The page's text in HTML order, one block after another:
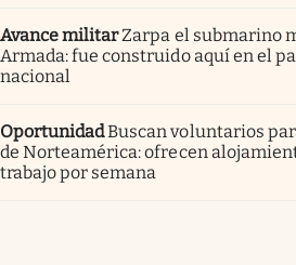
Avance militarZarpa el submarino
Armada: fue construido aquí en el
nacional
OportunidadBuscan voluntarios
de Norteamérica: ofrecen
trabajo por semana